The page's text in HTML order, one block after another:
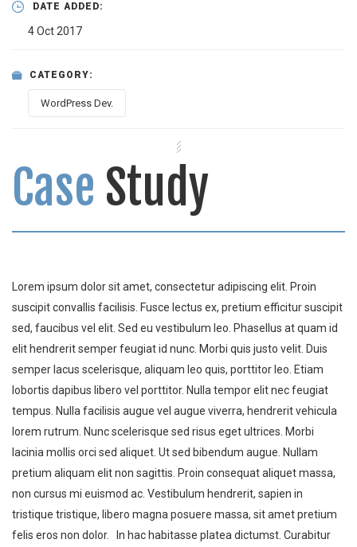
DATE ADDED:
4 Oct 2017
CATEGORY:
WordPress Dev.
Case Study
Lorem ipsum dolor sit amet, consectetur adipiscing elit. Proin
suscipit convallis facilisis. Fusce lectus ex, pretium efficitur suscipit
sed, faucibus vel elit. Sed eu vestibulum leo. Phasellus at quam id
elit hendrerit semper feugiat id nunc. Morbi quis justo velit. Duis
semper lacus scelerisque, aliquam leo quis, porttitor leo. Etiam
lobortis dapibus libero vel porttitor. Nulla tempor elit nec feugiat
tempus. Nulla facilisis augue vel augue viverra, hendrerit vehicula
lorem rutrum. Nunc scelerisque sed risus eget ultrices. Morbi
lacinia mollis orci sed aliquet. Ut sed bibendum augue. Nullam
pretium aliquam elit non sagittis. Proin consequat aliquet massa,
non cursus mi euismod ac. Vestibulum hendrerit, sapien in
tristique tristique, libero magna posuere massa, sit amet pretium
felis eros non dolor. In hac habitasse platea dictumst. Curabitur